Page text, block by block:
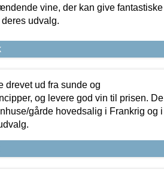
vine, der kan give fantastiske
udvalg.
drevet ud fra sunde og
og levere god vin til prisen. De
gårde hovedsalig i Frankrig og i